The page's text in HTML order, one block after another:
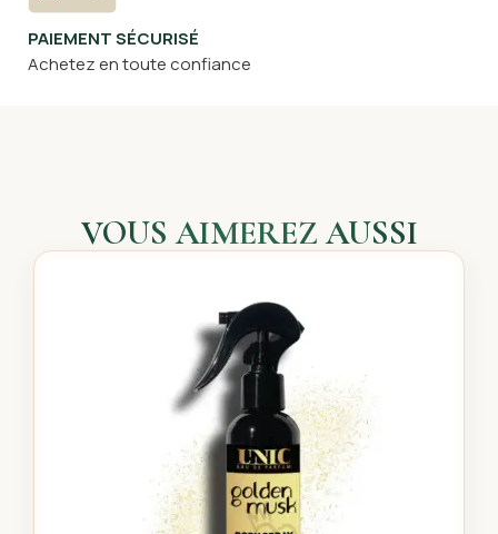
PAIEMENT SÉCURISÉ
Achetez en toute confiance
VOUS AIMEREZ AUSSI